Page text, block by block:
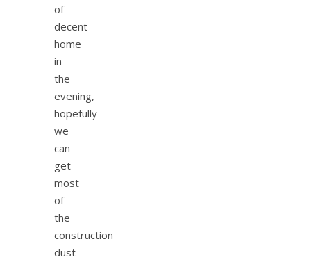
of
decent
home
in
the
evening,
hopefully
we
can
get
most
of
the
construction
dust